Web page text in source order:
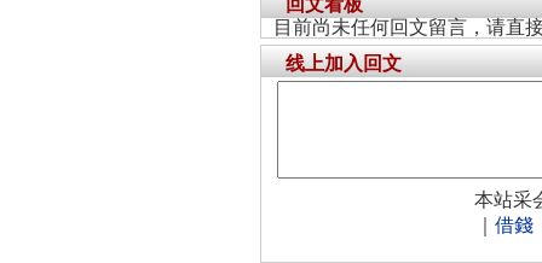
回文看板
目前尚未任何回文留言，请直
线上加入回文
本站采
借錢